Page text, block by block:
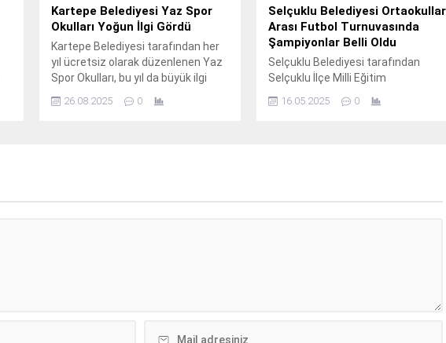
Kartepe Belediyesi Yaz Spor
Okulları Yoğun İlgi Gördü
Kartepe Belediyesi tarafından her
yıl ücretsiz olarak düzenlenen Yaz
Spor Okulları, bu yıl da büyük ilgi
26.08.2025 0
Selçuklu Belediyesi Ortaokullar
Arası Futbol Turnuvasında
Şampiyonlar Belli Oldu
Selçuklu Belediyesi tarafından
Selçuklu İlçe Milli Eğitim
düzenlenen Ortaokullar Arası
müsabakasının ardından sona erdi.
16.05.2025 0